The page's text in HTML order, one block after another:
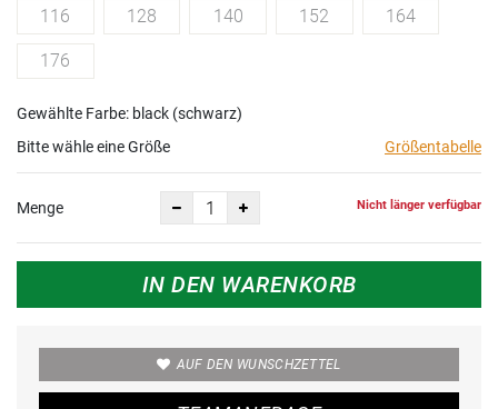
116 128 140 152 164
176
Gewählte Farbe: black (schwarz)
Bitte wähle eine Größe
Größentabelle
Menge Nicht länger verfügbar
IN DEN WARENKORB
AUF DEN WUNSCHZETTEL